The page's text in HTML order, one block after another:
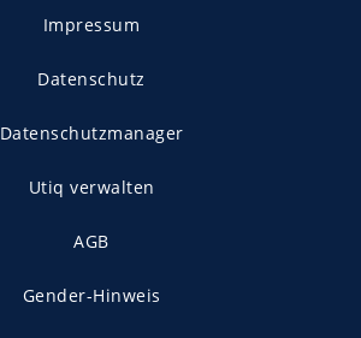
Impressum
Datenschutz
Datenschutzmanager
Utiq verwalten
AGB
Gender-Hinweis